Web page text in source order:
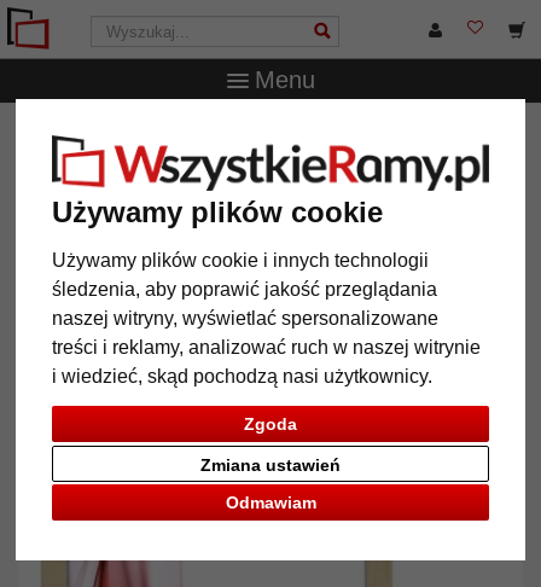
Używamy plików cookie
Używamy plików cookie i innych technologii
śledzenia, aby poprawić jakość przeglądania
naszej witryny, wyświetlać spersonalizowane
treści i reklamy, analizować ruch w naszej witrynie
i wiedzieć, skąd pochodzą nasi użytkownicy.
Zgoda
Odmawiam
Zmiana ustawień
Menu
WszystkieRamy.pl
z litego drewna do obrazów Örebro na wymiar
Rama z litego drewna do obrazów
Örebro na wymiar